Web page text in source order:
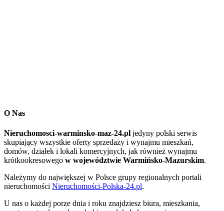
O Nas
Nieruchomosci-warminsko-maz-24.pl jedyny polski serwis
skupiający wszystkie oferty sprzedaży i wynajmu mieszkań,
domów, działek i lokali komercyjnych, jak również wynajmu
krótkookresowego w województwie Warmińsko-Mazurskim.
Należymy do największej w Polsce grupy regionalnych portali
nieruchomości Nieruchomości-Polska-24.pl.
U nas o każdej porze dnia i roku znajdziesz biura, mieszkania,